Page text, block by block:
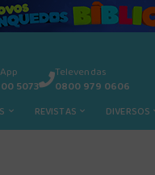
5073
Televendas
0800 979 0606
REVISTAS DIVERSOS